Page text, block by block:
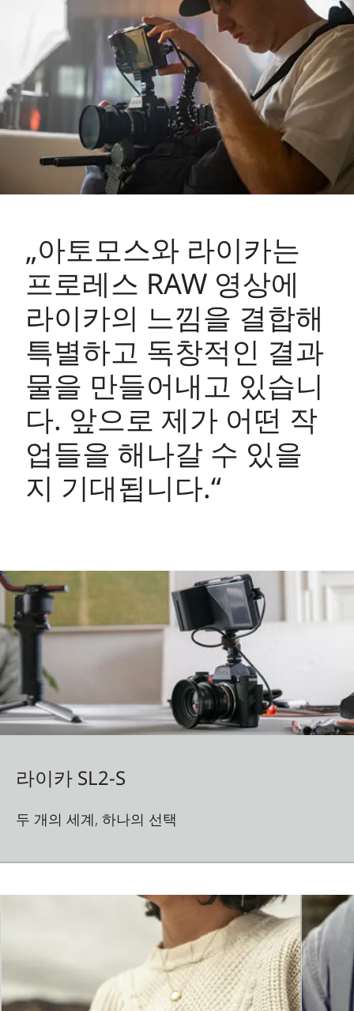
„아토모스와 라이카는
프로레스 RAW 영상에
라이카의 느낌을 결합해
특별하고 독창적인 결과
물을 만들어내고 있습니
다. 앞으로 제가 어떤 작
업들을 해나갈 수 있을
지 기대됩니다.“
라이카 SL2-S
두 개의 세계, 하나의 선택